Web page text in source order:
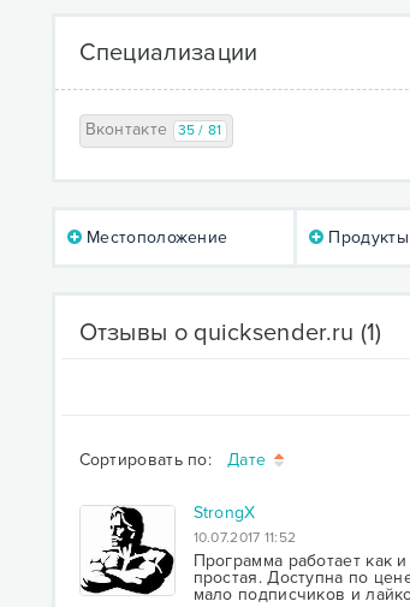
Специализации
Вконтакте 35 / 81
Местоположение
Отзывы о quicksender.ru (1)
Сортировать по: Дате
StrongX
10.07.2017 11:52
Программа работает как
простая. Доступна по
мало подписчиков и